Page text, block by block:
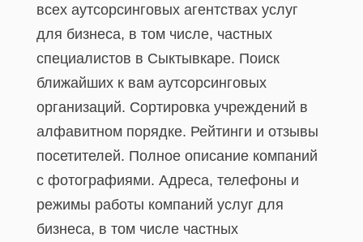
всех аутсорсинговых агентствах услуг
для бизнеса, в том числе, частных
специалистов в Сыктывкаре. Поиск
ближайших к вам аутсорсинговых
организаций. Сортировка учреждений в
алфавитном порядке. Рейтинги и отзывы
посетителей. Полное описание компаний
с фотографиями. Адреса, телефоны и
режимы работы компаний услуг для
бизнеса, в том числе частных